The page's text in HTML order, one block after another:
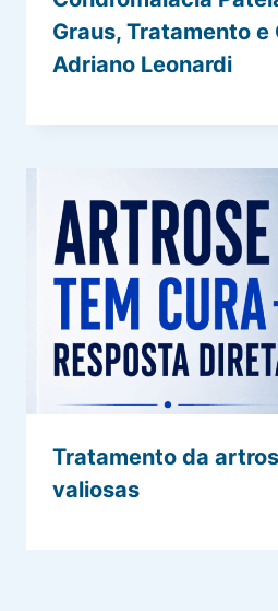
Graus, Tratamento e
Adriano Leonardi
Tratamento da
valiosas